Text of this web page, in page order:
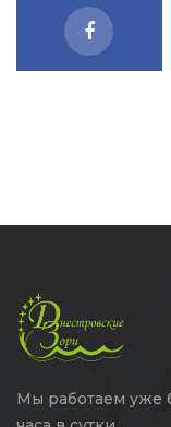
Мы работаем уже